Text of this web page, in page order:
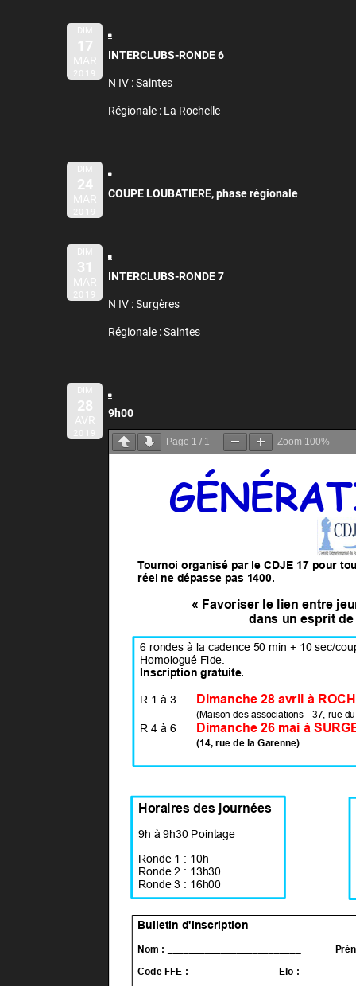
DIM
17
MAR
2019
INTERCLUBS-RONDE 6
N IV : Saintes
Régionale : La Rochelle
DIM
24
MAR
2019
COUPE LOUBATIERE, phase régionale
DIM
31
MAR
2019
INTERCLUBS-RONDE 7
N IV : Surgères
Régionale : Saintes
DIM
28
AVR
2019
9h00
Page 1 / 1 Zoom 100%